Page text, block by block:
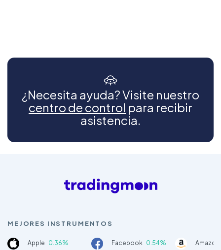
¿Necesita ayuda? Visite nuestro
centro de control para recibir
asistencia.
MEJORES INSTRUMENTOS
Apple 0.36% Facebook 0.54%